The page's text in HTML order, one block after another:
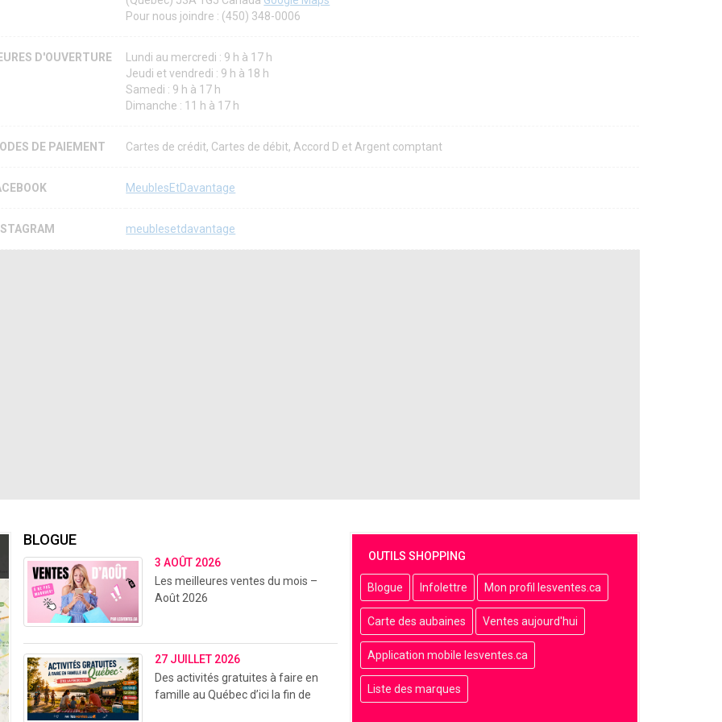
Pour nous joindre : (450) 348-0006
D'OUVERTURE
Lundi au mercredi : 9 h à 17 h
Jeudi et vendredi : 9 h à 18 h
Samedi : 9 h à 17 h
Dimanche : 11 h à 17 h
DE PAIEMENT Cartes de crédit, Cartes de débit, Accord D et Argent comptant
MeublesEtDavantage
meublesetdavantage
OUTILS SHOPPING
Blogue Infolettre Mon profil lesventes.ca
Carte des aubaines Ventes aujourd'hui
Application mobile lesventes.ca
Liste des marques
BLOGUE
3 AOÛT 2026
Les meilleures ventes du mois –
Août 2026
27 JUILLET 2026
Des activités gratuites à faire en
famille au Québec d’ici la fin de